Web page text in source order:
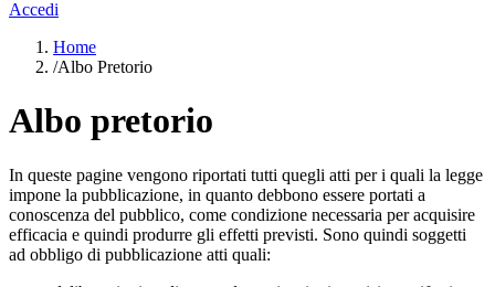
Accedi
Home
/Albo Pretorio
Albo pretorio
In queste pagine vengono riportati tutti quegli atti per i quali la legge
impone la pubblicazione, in quanto debbono essere portati a
conoscenza del pubblico, come condizione necessaria per acquisire
efficacia e quindi produrre gli effetti previsti. Sono quindi soggetti
ad obbligo di pubblicazione atti quali: